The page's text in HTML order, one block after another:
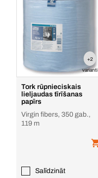
+2
varianti
Tork rūpnieciskais
lieljaudas tīrīšanas
papīrs
Virgin fibers, 350 gab.,
119 m
Salīdzināt